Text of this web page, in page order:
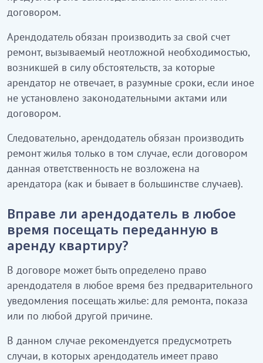
договором.
Арендодатель обязан производить за свой счет
ремонт, вызываемый неотложной необходимостью,
возникшей в силу обстоятельств, за которые
арендатор не отвечает, в разумные сроки, если иное
не установлено законодательными актами или
договором.
Следовательно, арендодатель обязан производить
ремонт жилья только в том случае, если договором
данная ответственность не возложена на
арендатора (как и бывает в большинстве случаев).
Вправе ли арендодатель в любое
время посещать переданную в
аренду квартиру?
В договоре может быть определено право
арендодателя в любое время без предварительного
уведомления посещать жилье: для ремонта, показа
или по любой другой причине.
В данном случае рекомендуется предусмотреть
случаи, в которых арендодатель имеет право